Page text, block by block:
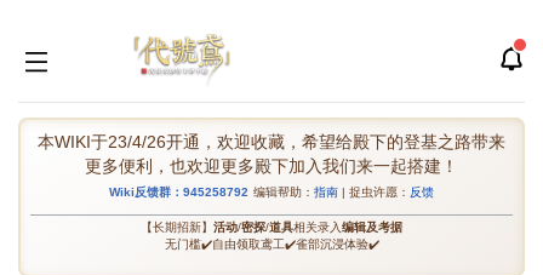
本WIKI于23/4/26开通，欢迎收藏，希望给殿下的登基之路带来
更多便利，也欢迎更多殿下加入我们来一起搭建！
Wiki反馈群：945258792 编辑帮助： 指南 | 捉虫许愿： 反馈
【长期招新】 活动/密探/道具相关录入编辑及考据
无门槛✔️自由领取鸢工✔️雀部沉浸体验✔️